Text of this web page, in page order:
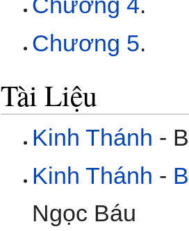
Chương 5.
Tài Liệu
Kinh Thánh -
Kinh Thánh -
Ngọc Báu